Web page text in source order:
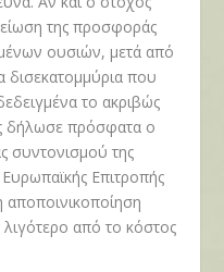
της προσφοράς
ουσιών, μετά από
δισεκατομμύρια που
το ακριβώς
δήλωσε πρόσφατα ο
συντονισμού της
Ευρωπαϊκής Επιτροπής
αποποινικοποίηση
λιγότερο από το κόστος